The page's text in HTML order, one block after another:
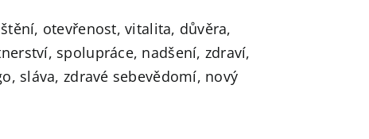
otevřenost, vitalita, důvěra,
spolupráce, nadšení, zdraví,
sláva, zdravé sebevědomí, nový